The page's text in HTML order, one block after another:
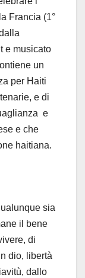
Francia (1°
e musicato
un
per Haiti
e di
e
e che
haitiana.
sia
il bene
di
dio, libertà
dallo